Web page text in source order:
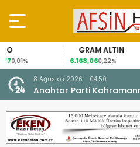
6.168,06
FAİZ
42,31-0,35%
8 Ağustos 2026 - 04:50
Anahtar Parti
Afşin Teşkilatı ile buluştu.